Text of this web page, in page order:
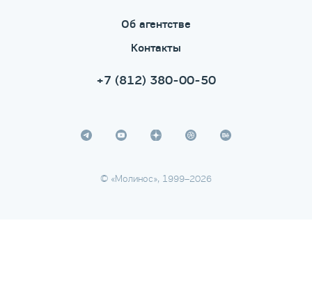
Об агентстве
Контакты
+7 (812) 380-00-50
© «Молинос», 1999–2026